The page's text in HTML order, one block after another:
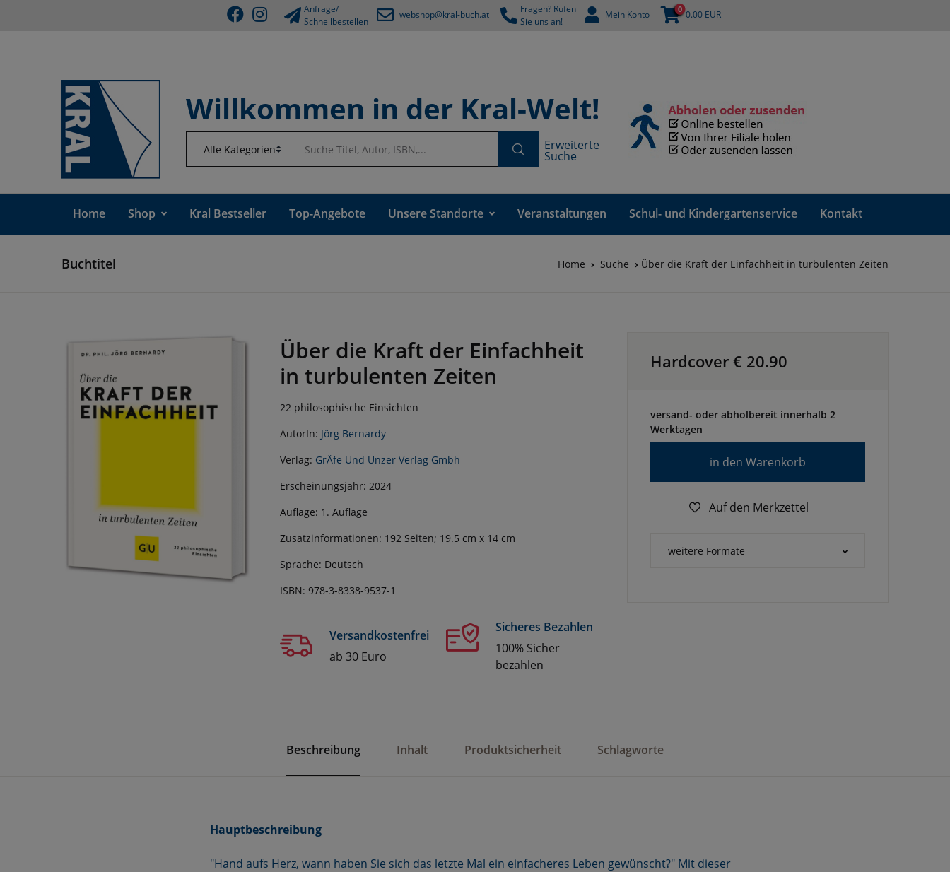
Anfrage/
Schnellbestellen
webshop@kral-buch.at
Fragen? Rufen
Sie uns an!
Mein Konto 0 0.00EUR
Willkommen in der Kral-Welt!
Erweiterte
Suche
Home Shop Kral Bestseller Top-Angebote Unsere Standorte Veranstaltungen Schul- und Kindergartenservice Kontakt
Buchtitel Home Suche Über die Kraft der Einfachheit in turbulenten Zeiten
Über die Kraft der Einfachheit
in turbulenten Zeiten
22 philosophische Einsichten
AutorIn: Jörg Bernardy
Verlag: GrÄfe Und Unzer Verlag Gmbh
Erscheinungsjahr: 2024
Auflage: 1. Auflage
Zusatzinformationen: 192 Seiten; 19.5 cm x 14 cm
Sprache: Deutsch
ISBN: 978-3-8338-9537-1
Versandkostenfrei
ab 30 Euro
Sicheres Bezahlen
100% Sicher
bezahlen
Hardcover € 20.90
versand- oder abholbereit innerhalb 2
Werktagen
in den Warenkorb
Auf den Merkzettel
weitere Formate
Beschreibung Inhalt Produktsicherheit Schlagworte
Hauptbeschreibung
"Hand aufs Herz, wann haben Sie sich das letzte Mal ein einfacheres Leben gewünscht?" Mit dieser